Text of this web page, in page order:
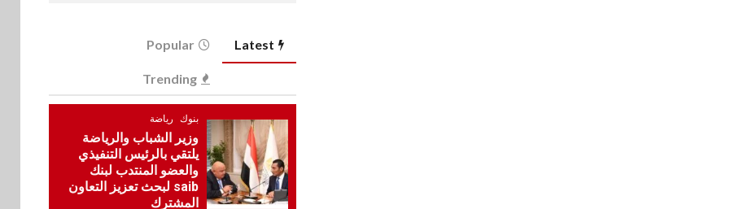
اخبار
ندوة إلكترونية لدعم
الصادرات وتحقيق
مستهدفات رؤية مصر
2030
8 بنوك
بنك مصر يشارك في
فعالية اليوم العالمي
Latest
Popular
Trending
بنوك رياضة
وزير الشباب والرياضة
يلتقي بالرئيس التنفيذي
والعضو المنتدب لبنك
saib لبحث تعزيز التعاون
المشترك